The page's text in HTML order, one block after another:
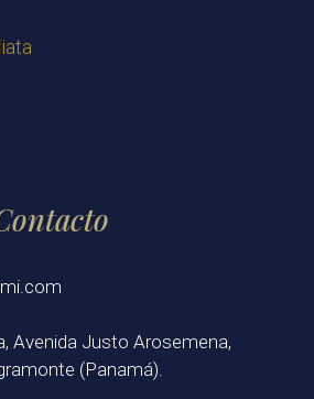
Avenida Justo Arosemena,
(Panamá).